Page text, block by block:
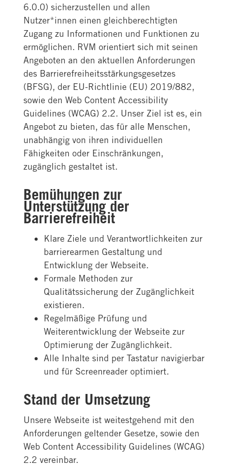
6.0.0) sicherzustellen und allen
Nutzer*innen einen gleichberechtigten
Zugang zu Informationen und Funktionen zu
ermöglichen. RVM orientiert sich mit seinen
Angeboten an den aktuellen Anforderungen
des Barrierefreiheitsstärkungsgesetzes
(BFSG), der EU-Richtlinie (EU) 2019/882,
sowie den Web Content Accessibility
Guidelines (WCAG) 2.2. Unser Ziel ist es, ein
Angebot zu bieten, das für alle Menschen,
unabhängig von ihren individuellen
Fähigkeiten oder Einschränkungen,
zugänglich gestaltet ist.
Bemühungen zur
Unterstützung der
Barrierefreiheit
Klare Ziele und Verantwortlichkeiten zur
barrierearmen Gestaltung und
Entwicklung der Webseite.
Formale Methoden zur
Qualitätssicherung der Zugänglichkeit
existieren.
Regelmäßige Prüfung und
Weiterentwicklung der Webseite zur
Optimierung der Zugänglichkeit.
Alle Inhalte sind per Tastatur navigierbar
und für Screenreader optimiert.
Stand der Umsetzung
Unsere Webseite ist weitestgehend mit den
Anforderungen geltender Gesetze, sowie den
Web Content Accessibility Guidelines (WCAG)
2.2 vereinbar.